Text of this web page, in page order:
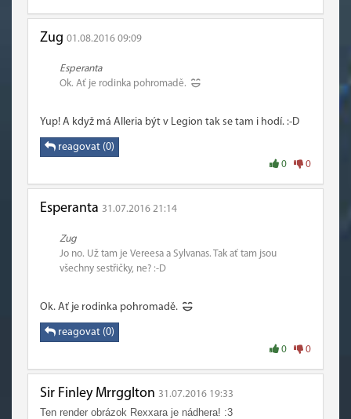
Zug 01.08.2016 09:09
Esperanta
Ok. Ať je rodinka pohromadě.
Yup! A když má Alleria být v Legion tak se tam i hodí. :-D
reagovat (0)
0 0
Esperanta 31.07.2016 21:14
Zug
Jo no. Už tam je Vereesa a Sylvanas. Tak ať tam jsou
všechny sestřičky, ne? :-D
Ok. Ať je rodinka pohromadě.
reagovat (0)
0 0
Sir Finley Mrrgglton 31.07.2016 19:33
Ten render obrázok Rexxara je nádhera! :3